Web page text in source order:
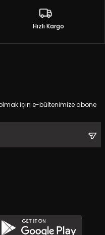
Hızlı Kargo
için e-bültenimize abone